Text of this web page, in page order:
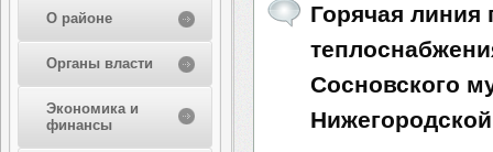
О районе
Органы власти
Экономика и
финансы
Горячая
Сосновского